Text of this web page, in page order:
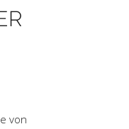
von